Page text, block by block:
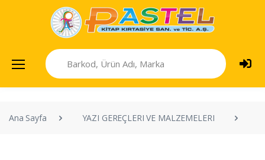
Ana Sayfa YAZI GEREÇLERI VE MALZEMELERI